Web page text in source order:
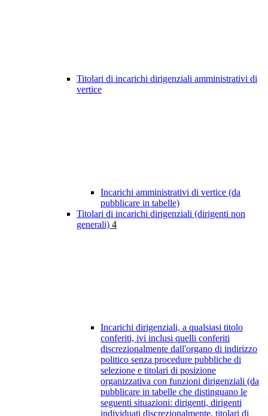
Titolari di incarichi dirigenziali amministrativi di
vertice
Incarichi amministrativi di vertice (da
pubblicare in tabelle)
Titolari di incarichi dirigenziali (dirigenti non
generali) 4
Incarichi dirigenziali, a qualsiasi titolo
conferiti, ivi inclusi quelli conferiti
discrezionalmente dall'organo di indirizzo
politico senza procedure pubbliche di
selezione e titolari di posizione
organizzativa con funzioni dirigenziali (da
pubblicare in tabelle che distinguano le
seguenti situazioni: dirigenti, dirigenti
individuati discrezionalmente, titolari di